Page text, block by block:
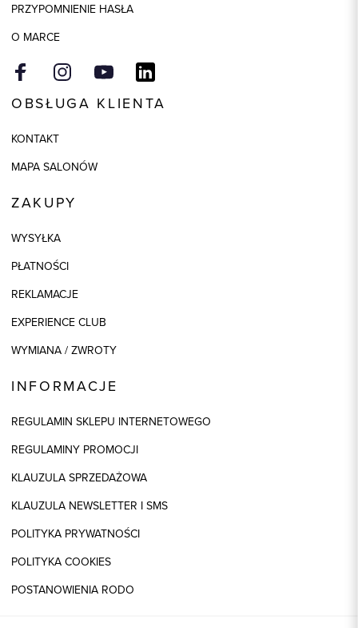
PRZYPOMNIENIE HASŁA
O MARCE
OBSŁUGA KLIENTA
KONTAKT
MAPA SALONÓW
ZAKUPY
WYSYŁKA
PŁATNOŚCI
REKLAMACJE
EXPERIENCE CLUB
WYMIANA / ZWROTY
INFORMACJE
REGULAMIN SKLEPU INTERNETOWEGO
REGULAMINY PROMOCJI
KLAUZULA SPRZEDAŻOWA
KLAUZULA NEWSLETTER I SMS
POLITYKA PRYWATNOŚCI
POLITYKA COOKIES
POSTANOWIENIA RODO